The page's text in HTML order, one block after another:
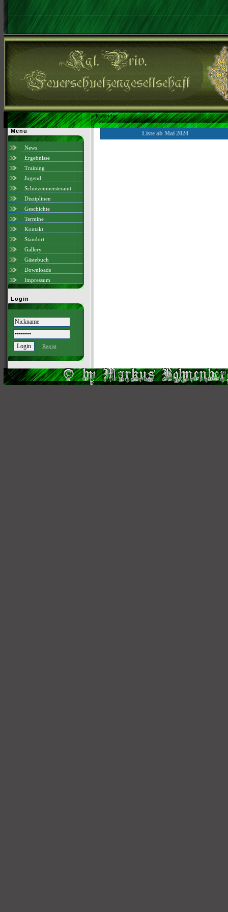
»Kalender
Menü
News
Ergebnisse
Training
Jugend
Schützenmeisteramt
Disziplinen
Geschichte
Termine
Kontakt
Standort
Gallery
Gästebuch
Downloads
Impressum
Login
Regist
Liste ab Mai 2024